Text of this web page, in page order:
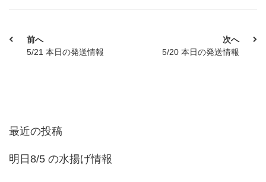
前へ
5/21 本日の発送情報
次へ
5/20 本日の発送情報
最近の投稿
明日8/5 の水揚げ情報